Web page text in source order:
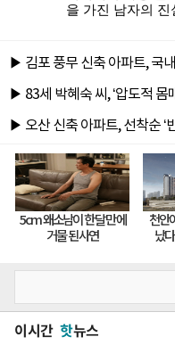
이시간 핫뉴스